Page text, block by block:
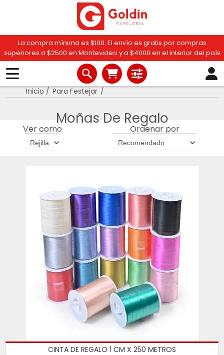
La compra mínima es $100. El envío es gratis por compras
superiores a $2500 en Montevideo y a $4000 en el interior del país
Inicio / Para Festejar /
Moñas De Regalo
Ver como Ordenar por
CINTA DE REGALO 1 CM X 250 METROS